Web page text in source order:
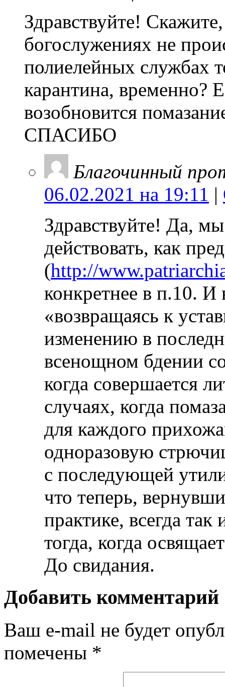
Здравствуйте!
богослужениях не
полиелейных службах
карантина, временно?
возобновится
СПАСИБО
Благочинный
06.02.2021 на 19:11 |
Здравствуйте! Да,
действовать, как
(http://
конкретнее в п.10. И
«возвращаясь к
изменению в
всенощном бдении
когда совершается
случаях, когда
для каждого
одноразовую
с последующей
что теперь,
практике, всегда так
тогда, когда
До свидания.
Добавить комментарий
Ваш e-mail не будет
помечены *